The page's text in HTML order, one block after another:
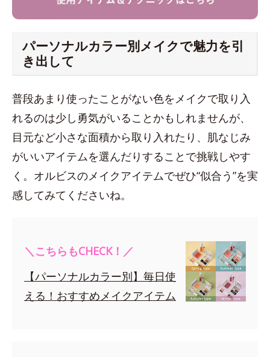
パーソナルカラー別メイクで魅力を引
き出して
普段あまり使ったことがない色をメイクで取り入
れるのは少し勇気がいることかもしれませんが、
目元など小さな面積から取り入れたり、肌なじみ
がいいアイテムを選んだりすることで挑戦しやす
く。オルビスのメイクアイテムでぜひ“似合う”を実
感してみてくださいね。
＼こちらもCHECK！／
【パーソナルカラー別】毎日使
える！おすすめメイクアイテム